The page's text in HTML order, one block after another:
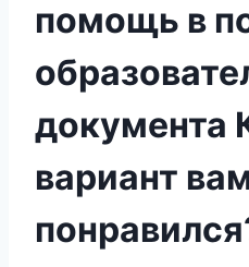
помощь в
документа
вариант